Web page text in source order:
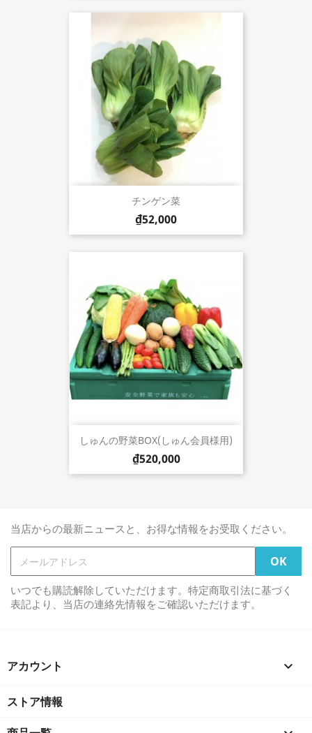
チンゲン菜
₫52,000
しゅんの野菜BOX(しゅん会員様用)
₫520,000
当店からの最新ニュースと、お得な情報をお受取ください。
いつでも購読解除していただけます。特定商取引法に基づく
表記より、当店の連絡先情報をご確認いただけます。
アカウント 
ストア情報